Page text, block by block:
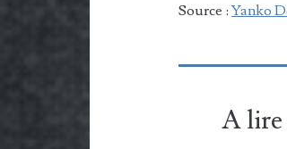
Source :Yanko
A lire